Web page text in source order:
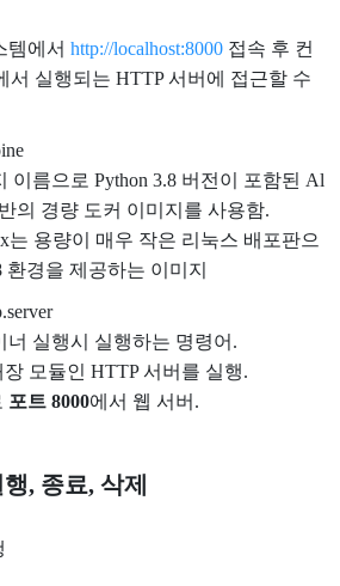
템에서 http://localhost:8000 접속 후 컨
서 실행되는 HTTP 서버에 접근할 수
이름으로 Python 3.8 버전이 포함된 Al
의 경량 도커 이미지를 사용함.
는 용량이 매우 작은 리눅스 배포판으
환경을 제공하는 이미지
너 실행시 실행하는 명령어.
장 모듈인 HTTP 서버를 실행.
포트 8000에서 웹 서버.
, 종료, 삭제